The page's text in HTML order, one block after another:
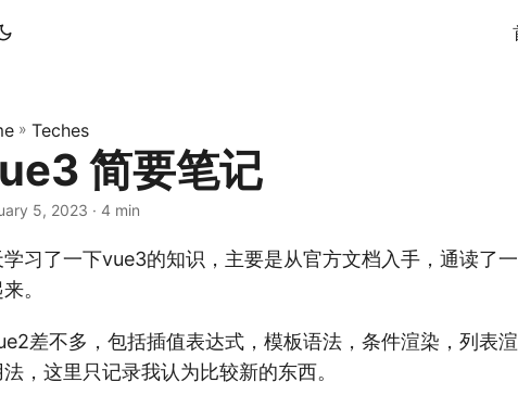
» Teches
简要笔记
5, 2023 · 4 min
学习了一下vue3的知识，主要是从官方文档入手，通读了
。
差不多，包括插值表达式，模板语法，条件渲染，列表
，这里只记录我认为比较新的东西。